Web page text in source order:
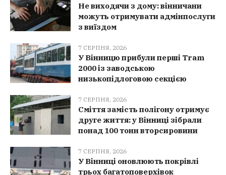
Не виходячи з дому: вінничани
можуть отримувати адмінпослуги
з виїздом
7 СЕРПНЯ, 2026
У Вінницю прибули перші Tram
2000 із заводською
низькопідлоговою секцією
7 СЕРПНЯ, 2026
Сміття замість полігону отримує
друге життя: у Вінниці зібрали
понад 100 тонн вторсировини
7 СЕРПНЯ, 2026
У Вінниці оновлюють покрівлі
трьох багатоповерхівок